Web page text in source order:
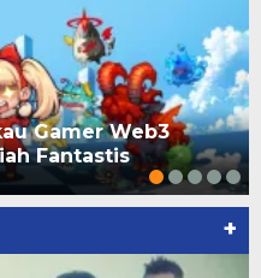
Gamer Web3
Fantastis
+